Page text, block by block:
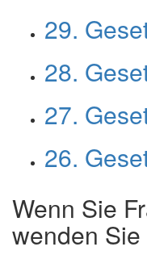
29.
28.
27.
26.
Wenn Sie
wenden